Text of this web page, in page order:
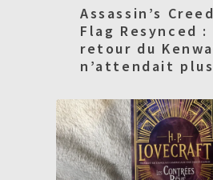
Assassin’s
Flag Resynced :
retour du
n’attendait plus